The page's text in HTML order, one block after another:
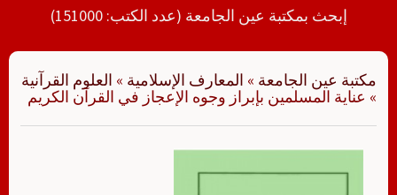
إبحث بمكتبة عين الجامعة (عدد الكتب: 151000)
مكتبة عين الجامعة » المعارف الإسلامية » العلوم القرآنية
» عناية المسلمين بإبراز وجوه الإعجاز في القرآن الكريم